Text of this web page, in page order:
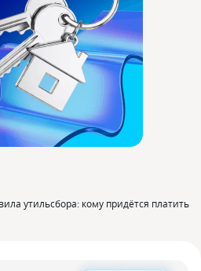
утильсбора: кому придётся платить